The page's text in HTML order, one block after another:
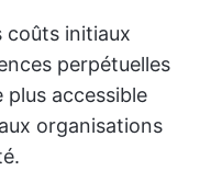
coûts initiaux
perpétuelles
accessible
organisations